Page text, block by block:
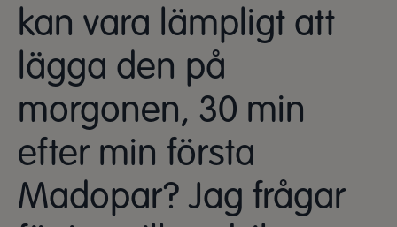
kan vara lämpligt att
lägga den på
morgonen, 30 min
efter min första
Madopar? Jag frågar